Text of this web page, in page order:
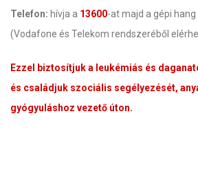
Telefon: hívja a 13600-at majd a gépi hang
(Vodafone és Telekom rendszeréből
Ezzel biztosítjuk a leukémiás és
és családjuk szociális segélyezését,
gyógyuláshoz vezető úton.